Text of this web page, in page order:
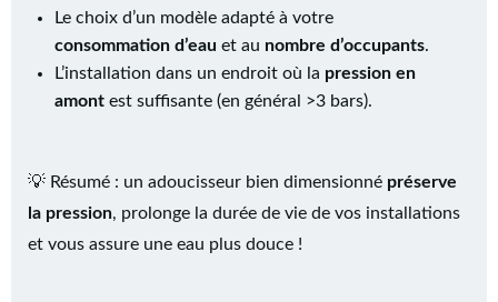
Le choix d’un modèle adapté à votre
consommation d’eau et au nombre d’occupants.
L’installation dans un endroit où la pression en
amont est suffisante (en général >3 bars).
💡 Résumé : un adoucisseur bien dimensionné préserve
la pression, prolonge la durée de vie de vos installations
et vous assure une eau plus douce !